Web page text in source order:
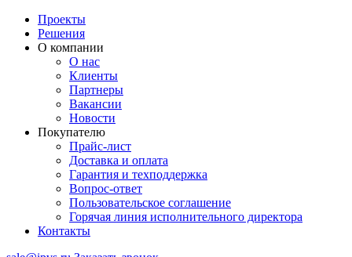
Проекты
Решения
О компании
О нас
Клиенты
Партнеры
Вакансии
Новости
Покупателю
Прайс-лист
Доставка и оплата
Гарантия и техподдержка
Вопрос-ответ
Пользовательское соглашение
Горячая линия исполнительного директора
Контакты